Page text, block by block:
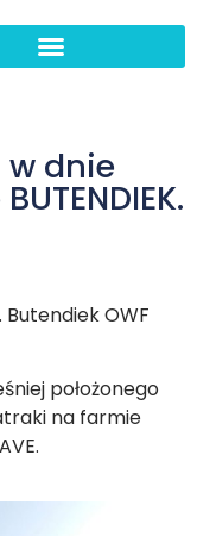
dnie
Butendiek OWF
położonego
na farmie